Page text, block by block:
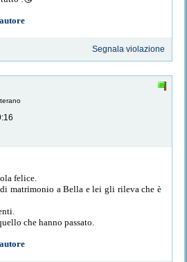
Segnala violazione
felice.
matrimonio a Bella e lei gli rileva che è
che hanno passato.